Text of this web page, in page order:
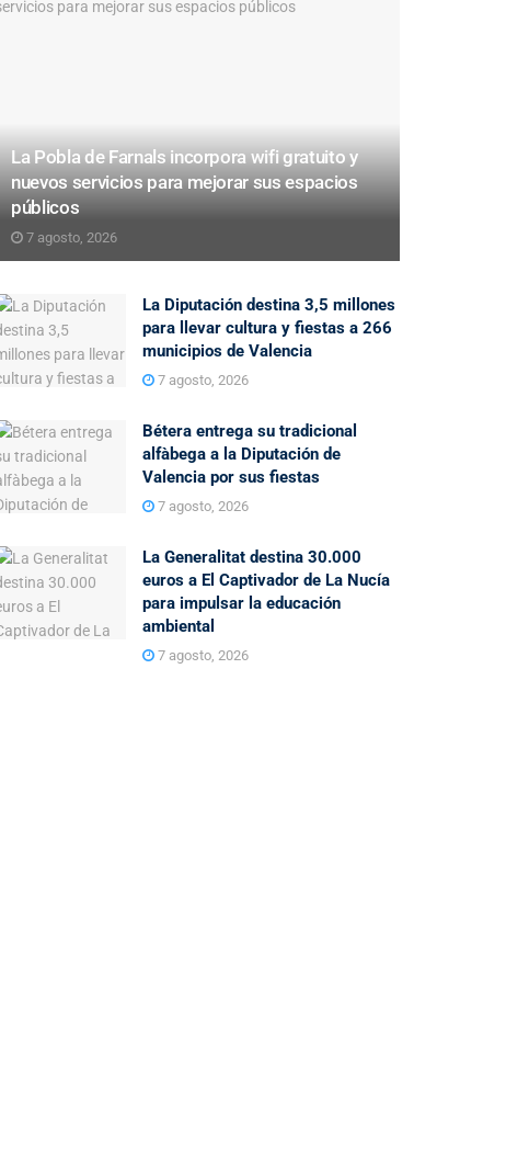
La Pobla de Farnals incorpora wifi gratuito y
nuevos servicios para mejorar sus espacios
públicos
7 agosto, 2026
La Diputación destina 3,5 millones
para llevar cultura y fiestas a 266
municipios de Valencia
7 agosto, 2026
Bétera entrega su tradicional
alfàbega a la Diputación de
Valencia por sus fiestas
7 agosto, 2026
La Generalitat destina 30.000
euros a El Captivador de La Nucía
para impulsar la educación
ambiental
7 agosto, 2026